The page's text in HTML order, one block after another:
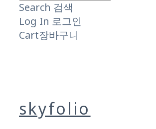
Search 검색
Log In 로그인
Cart장바구니
skyfolio